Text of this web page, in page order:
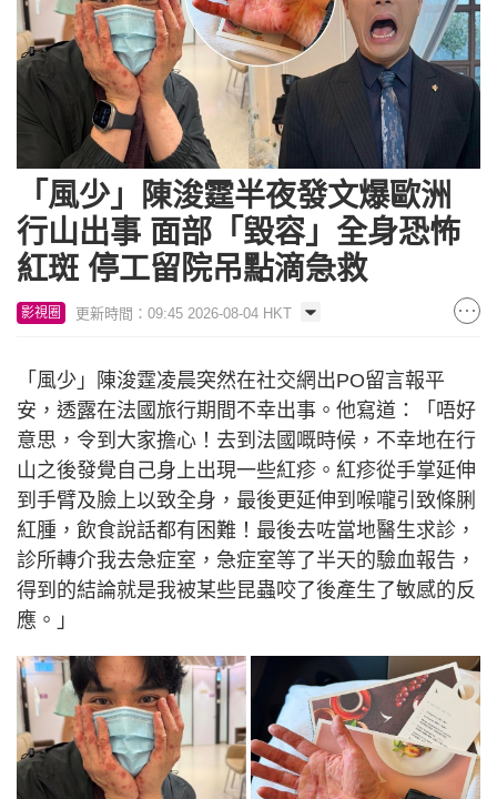
「風少」陳浚霆半夜發文爆歐洲
行山出事 面部「毀容」全身恐怖
紅斑 停工留院吊點滴急救
影視圈 更新時間：09:45 2026-08-04 HKT
「風少」陳浚霆凌晨突然在社交網出PO留言報平
安，透露在法國旅行期間不幸出事。他寫道：「唔好
意思，令到大家擔心！去到法國嘅時候，不幸地在行
山之後發覺自己身上出現一些紅疹。紅疹從手掌延伸
到手臂及臉上以致全身，最後更延伸到喉嚨引致條脷
紅腫，飲食說話都有困難！最後去咗當地醫生求診，
診所轉介我去急症室，急症室等了半天的驗血報告，
得到的結論就是我被某些昆蟲咬了後產生了敏感的反
應。」